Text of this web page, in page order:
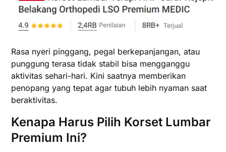
Rasa nyeri pinggang, pegal berkepanjangan, atau
punggung terasa tidak stabil bisa mengganggu
aktivitas sehari-hari. Kini saatnya memberikan
penopang yang tepat agar tubuh lebih nyaman saat
beraktivitas.
Kenapa Harus Pilih Korset Lumbar
Premium Ini?